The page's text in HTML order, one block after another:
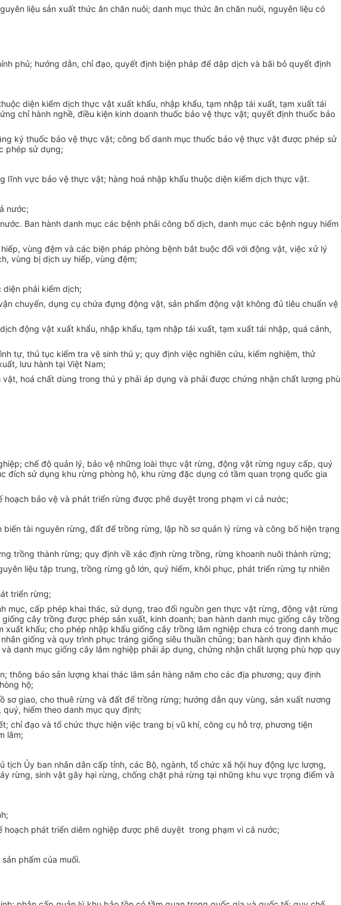
liệu sản xuất thức ăn chăn nuôi; danh mục thức ăn chăn nuôi, nguyên liệu có
phủ; hướng dẫn, chỉ đạo, quyết định biện pháp để dập dịch và bãi bỏ quyết định
diện kiểm dịch thực vật xuất khẩu, nhập khẩu, tạm nhập tái xuất, tạm xuất tái
chỉ hành nghề, điều kiện kinh doanh thuốc bảo vệ thực vật; quyết định thuốc bảo
ký thuốc bảo vệ thực vật; công bố danh mục thuốc bảo vệ thực vật được phép sử
phép sử dụng;
vực bảo vệ thực vật; hàng hoá nhập khẩu thuộc diện kiểm dịch thực vật.
nước;
Ban hành danh mục các bệnh phải công bố dịch, danh mục các bệnh nguy hiểm
vùng đệm và các biện pháp phòng bệnh bắt buộc đối với động vật, việc xử lý
vùng bị dịch uy hiếp, vùng đệm;
phải kiểm dịch;
chuyển, dụng cụ chứa đựng động vật, sản phẩm động vật không đủ tiêu chuẩn vệ
động vật xuất khẩu, nhập khẩu, tạm nhập tái xuất, tạm xuất tái nhập, quá cảnh,
tự, thủ tục kiểm tra vệ sinh thú y; quy định việc nghiên cứu, kiểm nghiệm, thử
lưu hành tại Việt Nam;
hoá chất dùng trong thú y phải áp dụng và phải được chứng nhận chất lượng phù
chế độ quản lý, bảo vệ những loài thực vật rừng, động vật rừng nguy cấp, quý
đích sử dụng khu rừng phòng hộ, khu rừng đặc dụng có tầm quan trọng quốc gia
bảo vệ và phát triển rừng được phê duyệt trong phạm vi cả nước;
tài nguyên rừng, đất để trồng rừng, lập hồ sơ quản lý rừng và công bố hiện trạng
trồng thành rừng; quy định về xác định rừng trồng, rừng khoanh nuôi thành rừng;
liệu tập trung, trồng rừng gỗ lớn, quý hiếm, khôi phục, phát triển rừng tự nhiên
triển rừng;
mục, cấp phép khai thác, sử dụng, trao đổi nguồn gen thực vật rừng, động vật rừng
cây trồng được phép sản xuất, kinh doanh; ban hành danh mục giống cây trồng
khẩu; cho phép nhập khẩu giống cây trồng lâm nghiệp chưa có trong danh mục
giống và quy trình phục tráng giống siêu thuần chủng; ban hành quy định khảo
danh mục giống cây lâm nghiệp phải áp dụng, chứng nhận chất lượng phù hợp quy
thông báo sản lượng khai thác lâm sản hàng năm cho các địa phương; quy định
hộ;
giao, cho thuê rừng và đất để trồng rừng; hướng dẫn quy vùng, sản xuất nương
hiếm theo danh mục quy định;
chỉ đạo và tổ chức thực hiện việc trang bị vũ khí, công cụ hỗ trợ, phương tiện
lâm;
Ủy ban nhân dân cấp tỉnh, các Bộ, ngành, tổ chức xã hội huy động lực lượng,
rừng, sinh vật gây hại rừng, chống chặt phá rừng tại những khu vực trọng điểm và
phát triển diêm nghiệp được phê duyệt trong phạm vi cả nước;
phẩm của muối.